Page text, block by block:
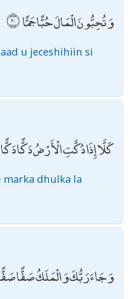
وَتُحِبُّونَ الْمَالَ حُبًّا جَمًّا
u jeceshihiin si
كَلَّا إِذَا دُكَّتِ الْأَرْضُ دَكًّا دَكًّا
marka dhulka la
وَجَاءَ رَبُّكَ وَالْمَلَكُ صَفًّا